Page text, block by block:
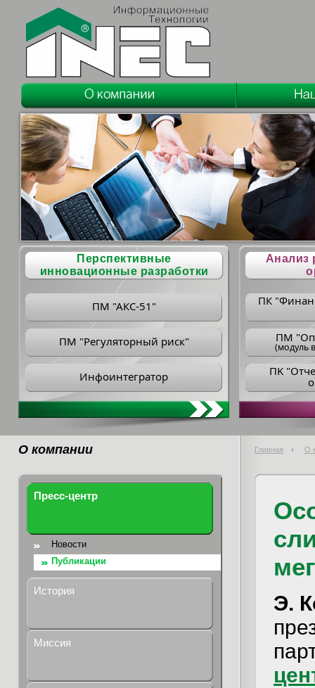
Перспективные
инновационные разработки
ПМ "АКС-51"
ПМ "Регуляторный риск"
Инфоинтегратор
Анализ
ПК
ПM
(модуль
ПK
О компании Главная О
Пресс-центр
Новости
Публикации
История
Миссия
Э.